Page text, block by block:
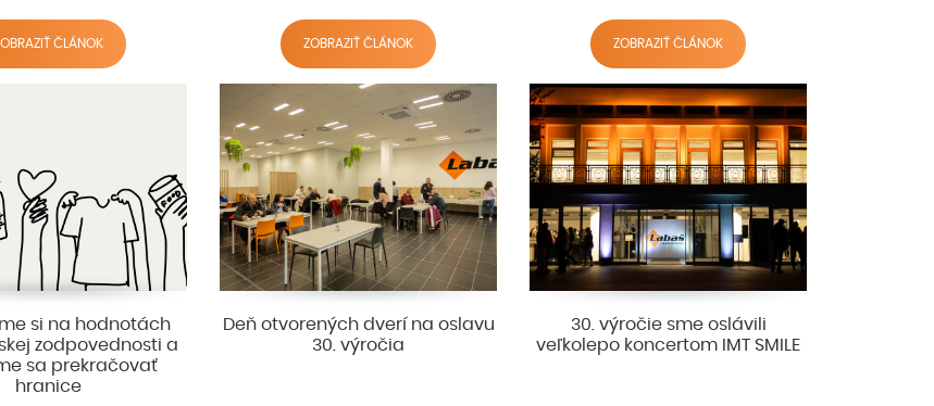
ČLÁNOK ZOBRAZIŤ ČLÁNOK ZOBRAZIŤ ČLÁNOK
si na hodnotách
zodpovednosti a
sa prekračovať
hranice
Deň otvorených dverí na oslavu
30. výročia
30. výročie sme oslávili
veľkolepo koncertom IMT SMILE